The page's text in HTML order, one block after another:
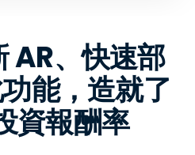
AR、快速部
能，造就了
資報酬率